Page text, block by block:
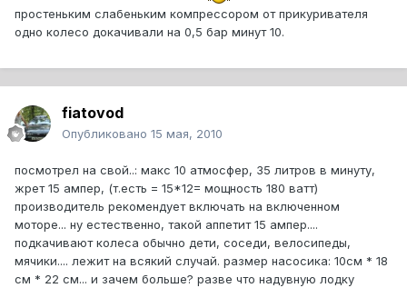
простеньким слабеньким компрессором от прикуривателя
одно колесо докачивали на 0,5 бар минут 10.
fiatovod
Опубликовано 15 мая, 2010
посмотрел на свой..: макс 10 атмосфер, 35 литров в минуту,
жрет 15 ампер, (т.есть = 15*12= мощность 180 ватт)
производитель рекомендует включать на включенном
моторе... ну естественно, такой аппетит 15 ампер....
подкачивают колеса обычно дети, соседи, велосипеды,
мячики.... лежит на всякий случай. размер насосика: 10см * 18
см * 22 см... и зачем больше? разве что надувную лодку